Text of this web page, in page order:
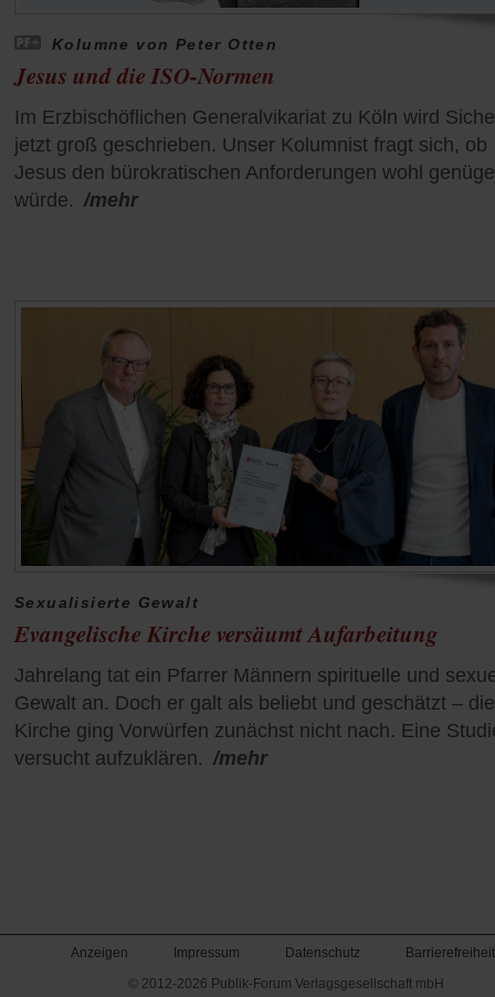
Kolumne von Peter Otten
Jesus und die ISO-Normen
Im Erzbischöflichen Generalvikariat zu Köln wird
jetzt groß geschrieben. Unser Kolumnist fragt sich, ob
Jesus den bürokratischen Anforderungen wohl
würde. /mehr
Sexualisierte Gewalt
Evangelische Kirche versäumt Aufarbeitung
Jahrelang tat ein Pfarrer Männern spirituelle und
Gewalt an. Doch er galt als beliebt und geschätzt – die
Kirche ging Vorwürfen zunächst nicht nach. Eine
versucht aufzuklären. /mehr
Anzeigen Impressum Datenschutz
Barrierefreiheit
© 2012-2026 Publik-Forum Verlagsgesellschaft mbH